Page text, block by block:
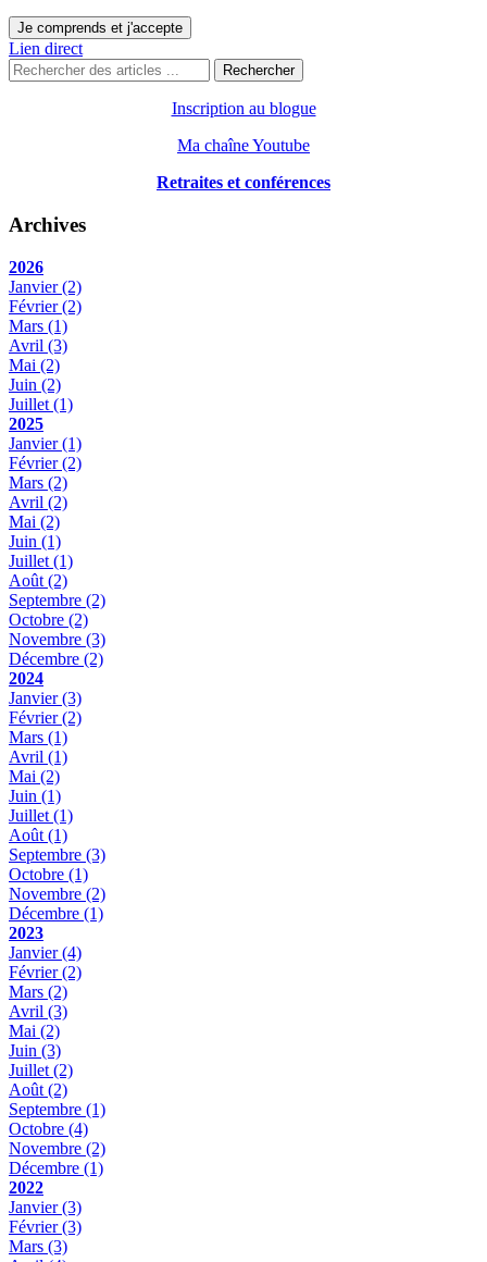
Je comprends et j'accepte
Lien direct
Rechercher
Inscription au blogue
Ma chaîne Youtube
Retraites et conférences
Archives
2026
Janvier(2)
Février(2)
Mars (1)
Avril (3)
Mai (2)
Juin (2)
Juillet (1)
2025
Janvier(1)
Février(2)
Mars (2)
Avril (2)
Mai (2)
Juin (1)
Juillet (1)
Août (2)
Septembre (2)
Octobre (2)
Novembre (3)
Décembre (2)
2024
Janvier(3)
Février(2)
Mars (1)
Avril (1)
Mai (2)
Juin (1)
Juillet (1)
Août (1)
Septembre (3)
Octobre (1)
Novembre (2)
Décembre (1)
2023
Janvier(4)
Février(2)
Mars (2)
Avril (3)
Mai (2)
Juin (3)
Juillet (2)
Août (2)
Septembre (1)
Octobre (4)
Novembre (2)
Décembre (1)
2022
Janvier(3)
Février(3)
Mars (3)